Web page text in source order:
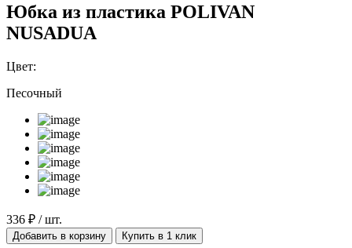
Юбка из пластика POLIVAN
NUSADUA
Цвет:
Песочный
336 ₽ / шт.
Добавить в корзину Купить в 1 клик